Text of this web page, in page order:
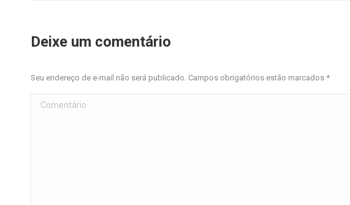
Deixe um comentário
Seu endereço de e-mail não será publicado. Campos obrigatórios estão marcados *
Comentário